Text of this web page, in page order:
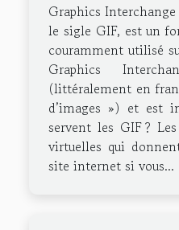
Graphics
le sigle GIF, est un
couramment utilisé
Graphics
(littéralement en
d’images ») et est
servent les GIF ?
virtuelles qui
site internet si vous...